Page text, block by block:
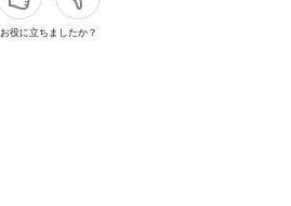
お役に立ちましたか？